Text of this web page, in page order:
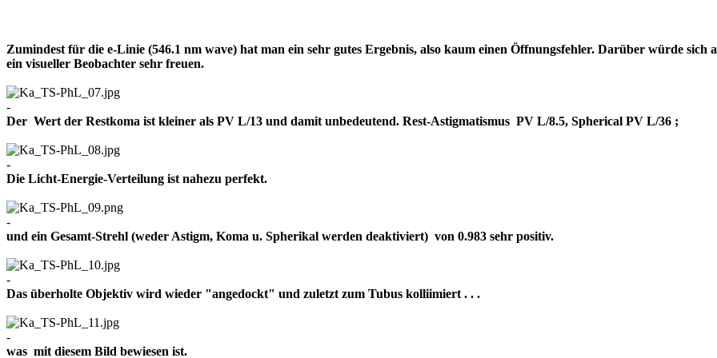
Zumindest für die e-Linie (546.1 nm wave) hat man ein sehr gutes Ergebnis, also kaum einen Öffnungsfehler. Darüber würde sich
ein visueller Beobachter sehr freuen.
-
Der Wert der Restkoma ist kleiner als PV L/13 und damit unbedeutend. Rest-Astigmatismus PV L/8.5, Spherical PV L/36 ;
-
Die Licht-Energie-Verteilung ist nahezu perfekt.
-
und ein Gesamt-Strehl (weder Astigm, Koma u. Spherikal werden deaktiviert) von 0.983 sehr positiv.
-
Das überholte Objektiv wird wieder "angedockt" und zuletzt zum Tubus kolliimiert . . .
-
was mit diesem Bild bewiesen ist.